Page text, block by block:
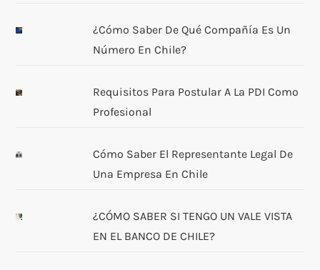
¿Cómo Saber De Qué Compañía Es Un
Número En Chile?
Requisitos Para Postular A La PDI Como
Profesional
Cómo Saber El Representante Legal De
Una Empresa En Chile
¿CÓMO SABER SI TENGO UN VALE VISTA
EN EL BANCO DE CHILE?